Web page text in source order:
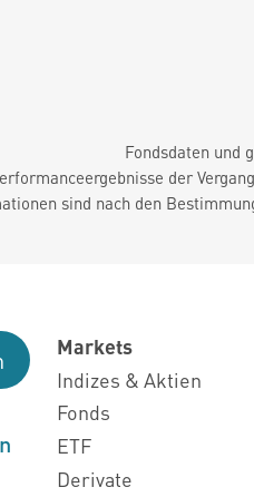
Fondsdaten und
der
sind nach den
Markets
Indizes & Aktien
Fonds
ETF
Derivate